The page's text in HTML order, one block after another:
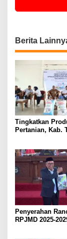
Berita
Tingkatkan
Pertanian, Kab.
29 Ribu Ton
Penyerahan
RPJMD 2025-